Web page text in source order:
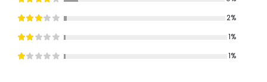
2%
1%
1%